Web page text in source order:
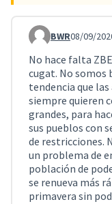
Comentari 824
BWR08/09/
No hace falta
cugat. No somos
tendencia que
siempre quieren
grandes, para
sus pueblos con
de restricciones.
un problema de
población de
se renueva más
primavera sin